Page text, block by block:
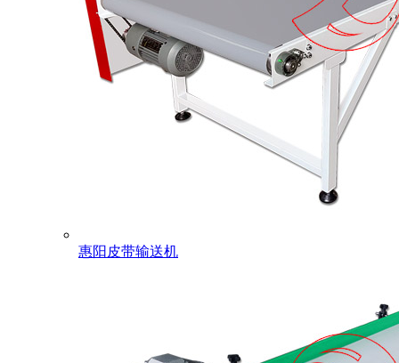
惠阳皮带输送机